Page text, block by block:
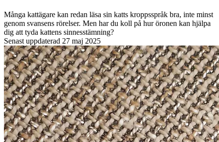
Många kattägare kan redan läsa sin katts kroppsspråk bra, inte minst
genom svansens rörelser. Men har du koll på hur öronen kan hjälpa
dig att tyda kattens sinnesstämning?
Senast uppdaterad 27 maj 2025